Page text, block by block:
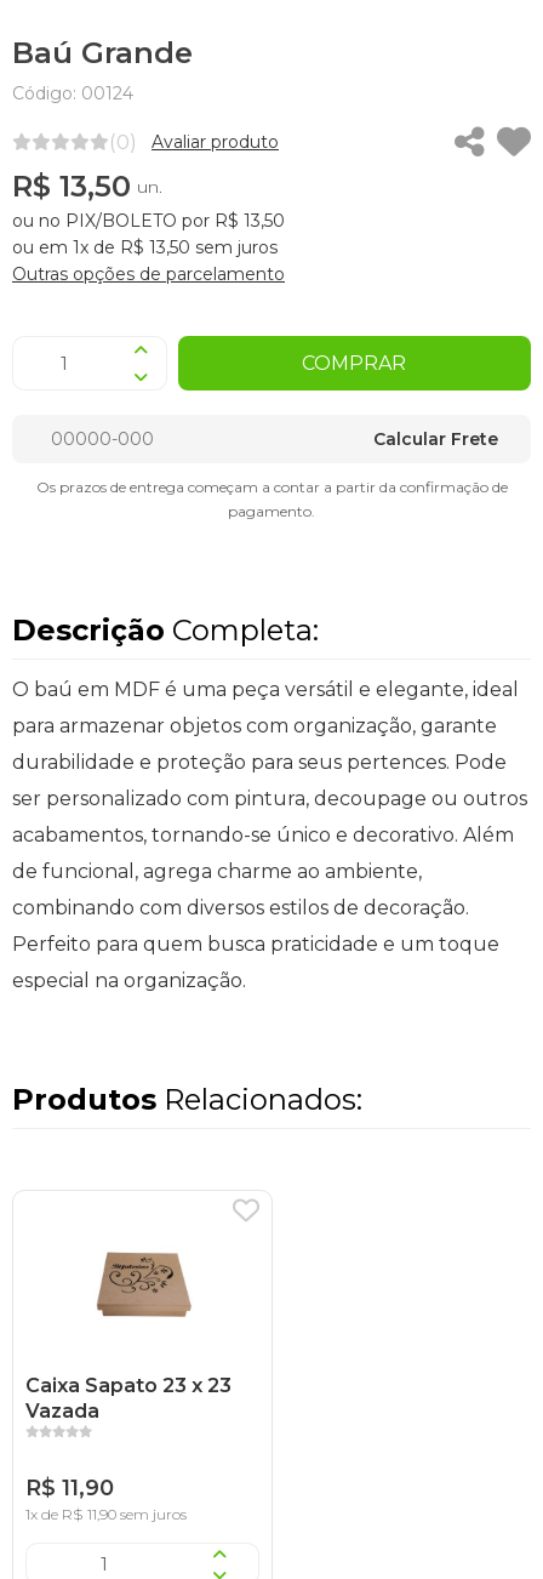
Baú Grande
Código: 00124
(0) Avaliar produto
R$ 13,50 un.
ou no PIX/BOLETO por R$ 13,50
ou em 1x de R$ 13,50 sem juros
Outras opções de parcelamento
COMPRAR
Calcular Frete
Os prazos de entrega começam a contar a partir da confirmação de
pagamento.
Descrição Completa:
O baú em MDF é uma peça versátil e elegante, ideal
para armazenar objetos com organização, garante
durabilidade e proteção para seus pertences. Pode
ser personalizado com pintura, decoupage ou outros
acabamentos, tornando-se único e decorativo. Além
de funcional, agrega charme ao ambiente,
combinando com diversos estilos de decoração.
Perfeito para quem busca praticidade e um toque
especial na organização.
Produtos Relacionados:
Caixa Sapato 23 x 23
Vazada
R$ 11,90
1x de R$ 11,90 sem juros